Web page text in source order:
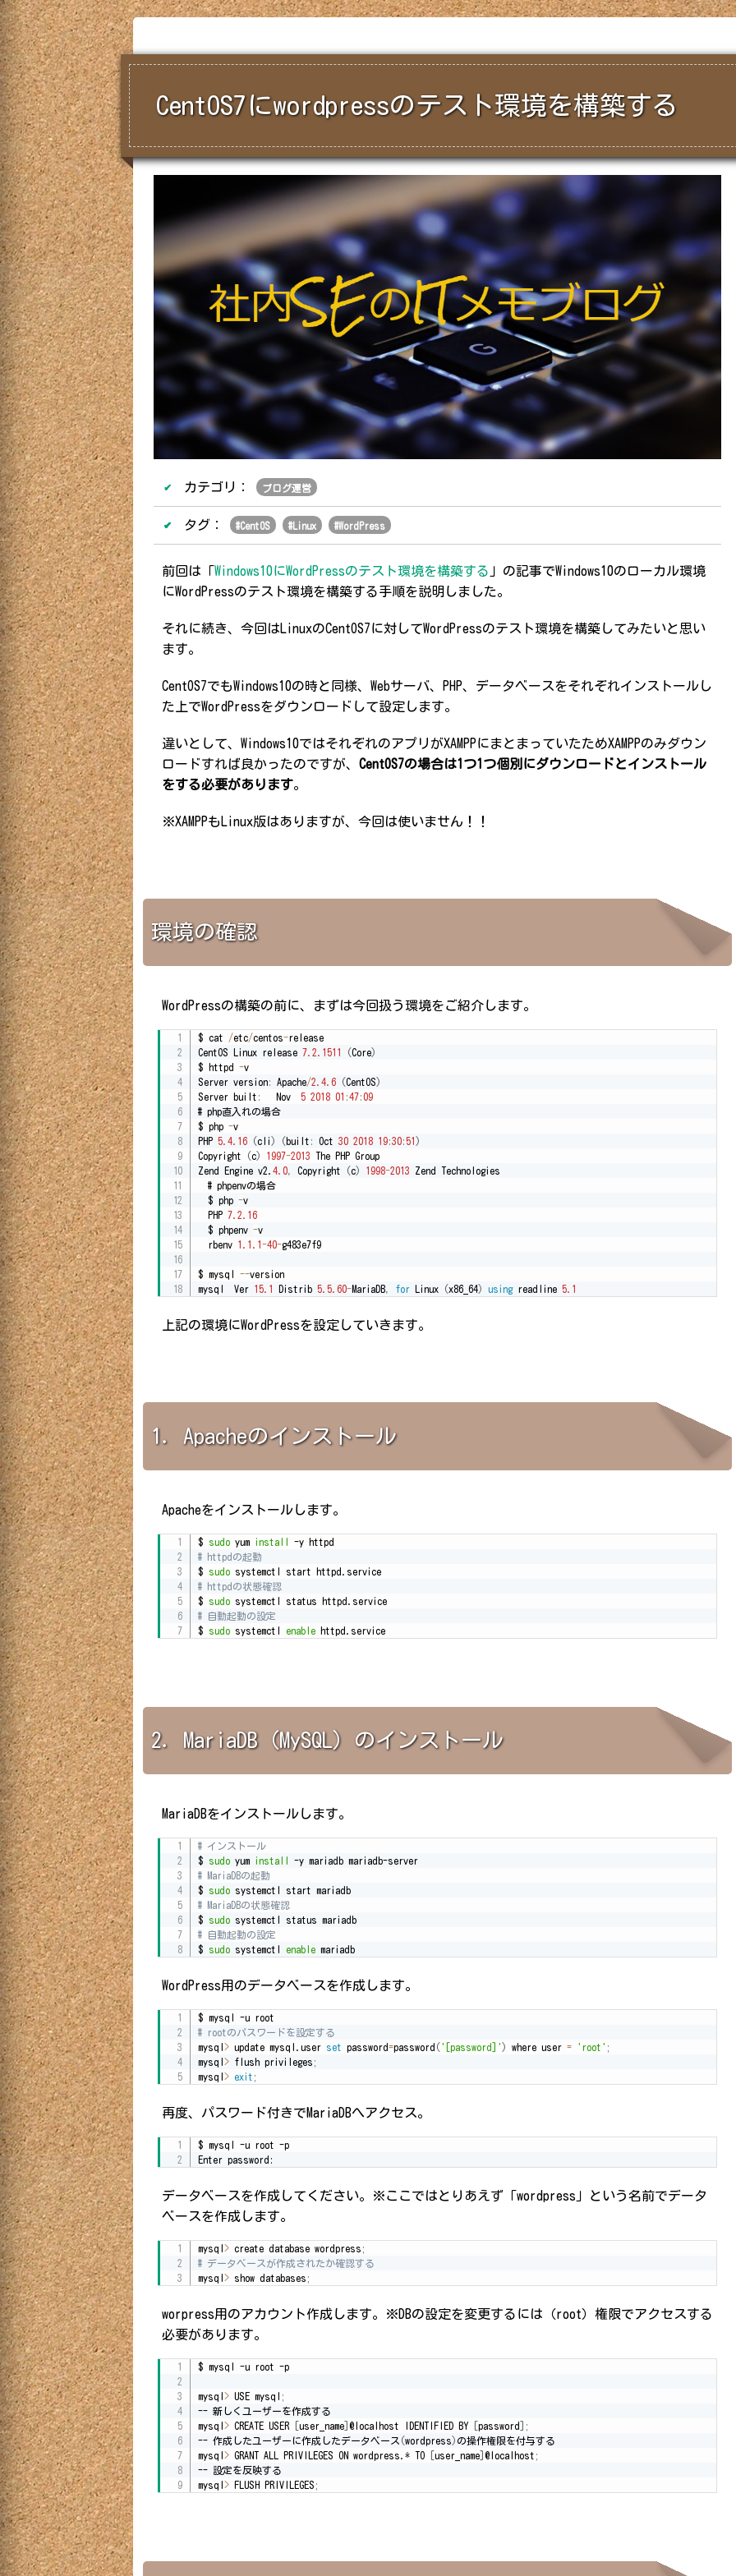
CentOS7にwordpressのテスト環境を構築する
カテゴリ： ブログ運営
タグ： #CentOS #Linux #WordPress
前回は「Windows10にWordPressのテスト環境を構築する 」の記事でWindows10のローカル環境
にWordPressのテスト環境を構築する手順を説明しました。
それに続き、今回はLinuxのCentOS7に対してWordPressのテスト環境を構築してみたいと思い
ます。
CentOS7でもWindows10の時と同様、Webサーバ、PHP、データベースをそれぞれインストールし
た上でWordPressをダウンロードして設定します。
違いとして、Windows10ではそれぞれのアプリがXAMPPにまとまっていたためXAMPPのみダウン
ロードすれば良かったのですが、 CentOS7の場合は1つ1つ個別にダウンロードとインストール
をする必要があります。
※XAMPPもLinux版はありますが、今回は使いません！！
環境の確認
WordPressの構築の前に、まずは今回扱う環境をご紹介します。
$ cat /etc/centos-release
CentOS Linux release 7.2 .1511 (Core)
$ httpd -v
Server version: Apache/2.4.6 (CentOS)
Server built :
   Nov
5 2018 01 :47:09
# php直入れの場合
$ php -v
PHP 5.4.16 (cli ) (built : Oct 30 2018 19:30:51 )
Copyright
(c) 1997-2013 The PHP Group
Zend Engine v2. 4.0, Copyright (c) 1998-2013 Zend Technologies
  # phpenvの場合
  $ php
-v
  PHP
7.2 .16
  $ phpenv
-v
  rbenv
1.1 .1-40-g483e7f9
$ mysql --version
mysql  Ver 15.1 Distrib 5.5.60-MariaDB, for Linux (x86_64) using readline 5.1
上記の環境にWordPressを設定していきます。
1．Apacheのインストール
Apacheをインストールします。
$ sudo yum install
# httpdの起動
$
sudo
systemctl start httpd.service
# httpdの状態確認
$
sudo
systemctl status httpd.service
# 自動起動の設定
$
sudo systemctl enable httpd.service
2．MariaDB（MySQL）のインストール
MariaDBをインストールします。
# インストール
$
sudo yum install
-y mariadb mariadb-server
# MariaDBの起動
$
sudo
systemctl start mariadb
# MariaDBの状態確認
$
sudo
systemctl status mariadb
# 自動起動の設定
$
sudo systemctl enable mariadb
WordPress用のデータベースを作成します。
# rootのパスワードを設定する
mysql
> update mysql.user set password=password ( '[password]' ) where user = 'root' ;
mysql
> flush privileges ;
mysql
> exit ;
再度、パスワード付きでMariaDBへアクセス。
$ mysql -u root -p
Enter password:
データベースを作成してください。※ここではとりあえず「wordpress」という名前でデータ
ベースを作成します。
mysql > create database wordpress ;
# データベースが作成されたか確認する
mysql
> show databases ;
worpress用のアカウント作成します。※DBの設定を変更するには（root）権限でアクセスする
必要があります。
$ mysql -u root -p
mysql > USE mysql
;
-- 新しくユーザーを作成する
mysql
> CREATE USER user_name] @localhost IDENTIFIED BY password
;
-- 作成したユーザーに作成したデータベース (wordpress ) の操作権限を付与する
mysql
> GRANT ALL PRIVILEGES ON wordpress.* TO user_name] @localhost ;
-- 設定を反映する
mysql
> FLUSH PRIVILEGES ;